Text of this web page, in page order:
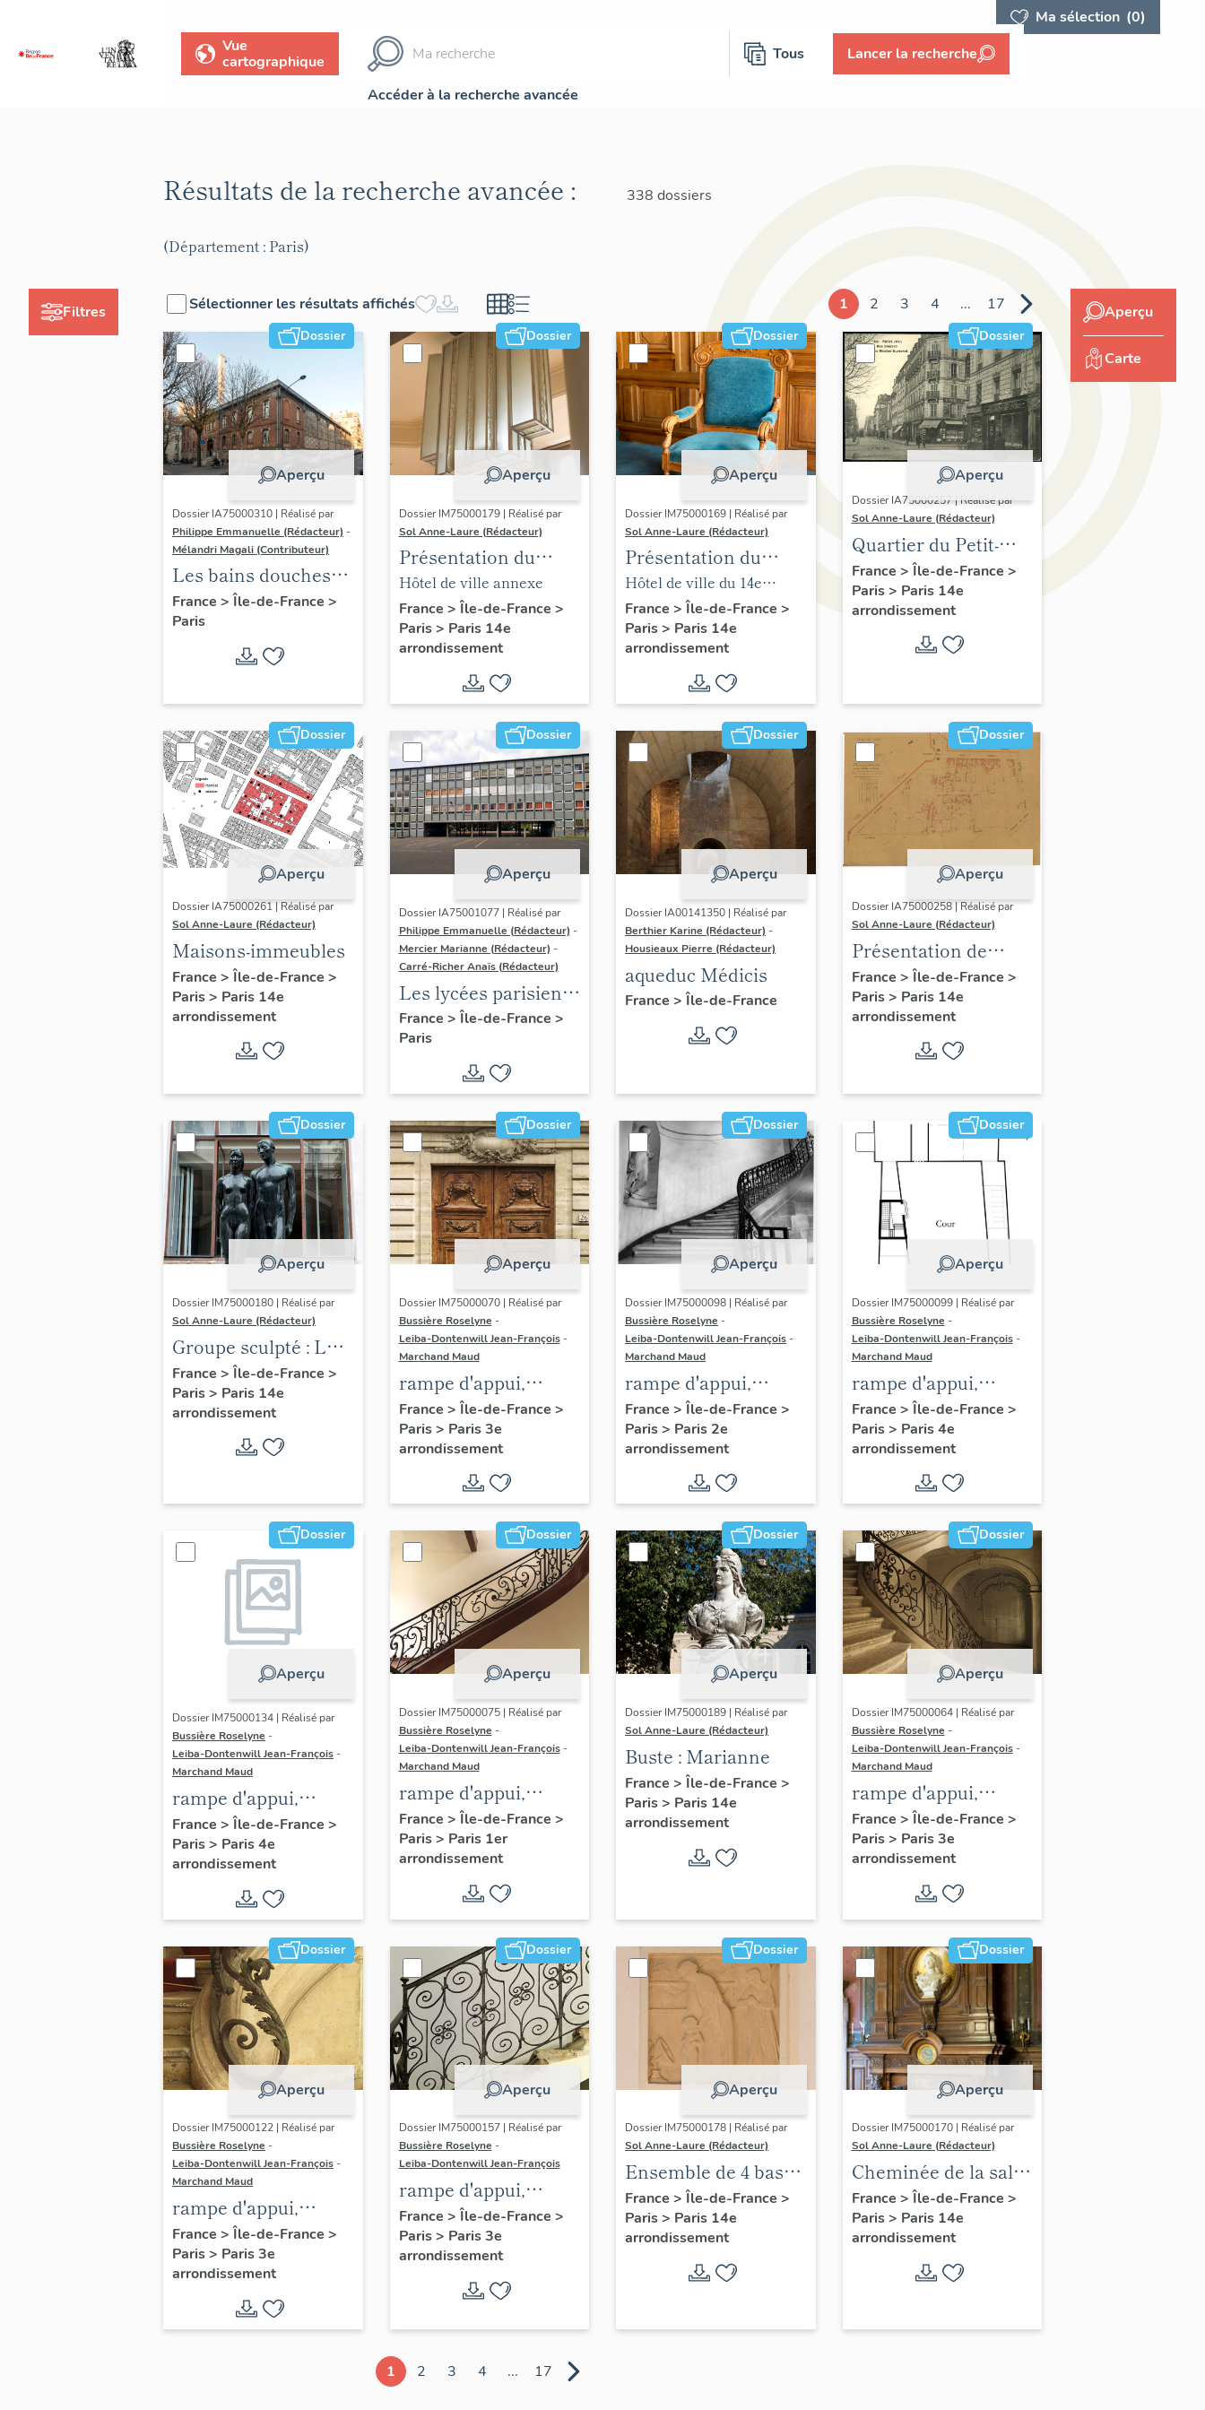
Ma sélection (0)
Vue
cartographique
Tous Lancer la recherche
Accéder à la recherche avancée
Filtres
Résultats de la recherche avancée : 338 dossiers
(Département : Paris)
Sélectionner les résultats affichés 1 2 3 4 ... 17
Dossier
Aperçu
Dossier IA75000310 | Réalisé par
Philippe Emmanuelle (Rédacteur) -
Mélandri Magali (Contributeur)
Les bains douches
municipaux de la
ville de Paris
France > Île-de-France >
Paris
Dossier
Aperçu
Dossier IM75000179 | Réalisé par
Sol Anne-Laure (Rédacteur)
Présentation du
mobilier de la mairie
annexe
Hôtel de ville annexe
France > Île-de-France >
Paris> Paris 14e
arrondissement
Dossier
Aperçu
Dossier IM75000169 | Réalisé par
Sol Anne-Laure (Rédacteur)
Présentation du
mobilier de la salle
des mariages
Hôtel de ville du 14e
arrondissement
France > Île-de-France >
Paris> Paris 14e
arrondissement
Dossier
Aperçu
Dossier IA75000257 | Réalisé par
Sol Anne-Laure (Rédacteur)
Quartier du Petit-
Montrouge
France > Île-de-France >
Paris> Paris 14e
arrondissement
Dossier
Aperçu
Dossier IA75000261 | Réalisé par
Sol Anne-Laure (Rédacteur)
Maisons-immeubles
France > Île-de-France >
Paris> Paris 14e
arrondissement
Dossier
Aperçu
Dossier IA75001077 | Réalisé par
Philippe Emmanuelle (Rédacteur) -
Mercier Marianne (Rédacteur) -
Carré-Richer Anaïs (Rédacteur)
Les lycées parisiens
de Jean-Claude
Dondel et Roger
France > Île-de-France >
Paris
Dossier
Aperçu
Dossier IA00141350 | Réalisé par
Berthier Karine (Rédacteur) -
Housieaux Pierre (Rédacteur)
aqueduc Médicis
France > Île-de-France
Dossier
Aperçu
Dossier IA75000258 | Réalisé par
Sol Anne-Laure (Rédacteur)
Présentation de
l'étude du
patrimoine sur le
quartier du Petit-
Montrouge
France > Île-de-France >
Paris> Paris 14e
arrondissement
Dossier
Aperçu
Dossier IM75000180 | Réalisé par
Sol Anne-Laure (Rédacteur)
Groupe sculpté : Les
Adolescents
France > Île-de-France >
Paris> Paris 14e
arrondissement
Dossier
Aperçu
Dossier IM75000070 | Réalisé par
Bussière Roselyne -
Leiba-Dontenwill Jean-François -
Marchand Maud
rampe d'appui,
escalier de l' hôtel de
Sandreville (non
étudié)
France > Île-de-France >
Paris> Paris 3e
arrondissement
Dossier
Aperçu
Dossier IM75000098 | Réalisé par
Bussière Roselyne -
Leiba-Dontenwill Jean-François -
Marchand Maud
rampe d'appui,
escalier de la maison
à porte cochère (non
étudié)
France > Île-de-France >
Paris> Paris 2e
arrondissement
Dossier
Aperçu
Dossier IM75000099 | Réalisé par
Bussière Roselyne -
Leiba-Dontenwill Jean-François -
Marchand Maud
rampe d'appui,
escalier de la maison
à porte cochère (non
étudié)
France > Île-de-France >
Paris> Paris 4e
arrondissement
Dossier
Aperçu
Dossier IM75000134 | Réalisé par
Bussière Roselyne -
Leiba-Dontenwill Jean-François -
Marchand Maud
rampe d'appui,
escalier de la maison
à porte cochère dite
hôtel Charpentier
(non étudié)
France > Île-de-France >
Paris> Paris 4e
arrondissement
Dossier
Aperçu
Dossier IM75000075 | Réalisé par
Bussière Roselyne -
Leiba-Dontenwill Jean-François -
Marchand Maud
rampe d'appui,
escalier de la maison
à porte cochère (non
étudié)
France > Île-de-France >
Paris> Paris 1er
arrondissement
Dossier
Aperçu
Dossier IM75000189 | Réalisé par
Sol Anne-Laure (Rédacteur)
Buste : Marianne
France > Île-de-France >
Paris> Paris 14e
arrondissement
Dossier
Aperçu
Dossier IM75000064 | Réalisé par
Bussière Roselyne -
Leiba-Dontenwill Jean-François -
Marchand Maud
rampe d'appui,
escalier de la maison
à porte cochère dite
hôtel Le Lièvre de
La Grange
France > Île-de-France >
Paris> Paris 3e
arrondissement
Dossier
Aperçu
Dossier IM75000122 | Réalisé par
Bussière Roselyne -
Leiba-Dontenwill Jean-François -
Marchand Maud
rampe d'appui,
escalier de la maison
à porte cochère (non
étudié)
France > Île-de-France >
Paris> Paris 3e
arrondissement
Dossier
Aperçu
Dossier IM75000157 | Réalisé par
Bussière Roselyne -
Leiba-Dontenwill Jean-François
rampe d'appui,
escalier de la maison
à porte cochère dite
hôtel de Bence (non
France > Île-de-France >
Paris> Paris 3e
arrondissement
Dossier
Aperçu
Dossier IM75000178 | Réalisé par
Sol Anne-Laure (Rédacteur)
Ensemble de 4 bas
reliefs : Les saisons
France > Île-de-France >
Paris> Paris 14e
arrondissement
Dossier
Aperçu
Dossier IM75000170 | Réalisé par
Sol Anne-Laure (Rédacteur)
Cheminée de la salle
des mariages
France > Île-de-France >
Paris> Paris 14e
arrondissement
1 2 3 4 ... 17
Aperçu
Carte